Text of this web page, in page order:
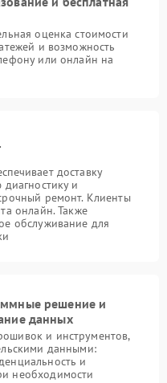
оценка стоимости
и возможность
или онлайн на
доставку
и
ремонт. Клиенты
онлайн. Также
обслуживание для
решение и
данных
и инструментов,
данными:
и
необходимости